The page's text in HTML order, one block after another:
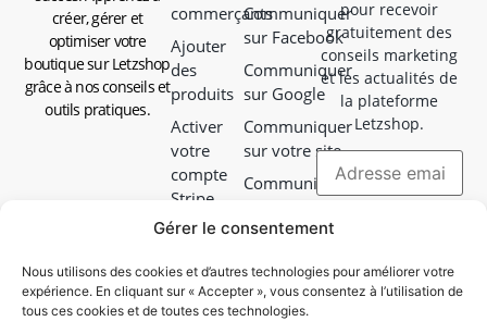
Gérer le consentement
Nous utilisons des cookies et d’autres technologies pour améliorer votre
expérience. En cliquant sur « Accepter », vous consentez à l’utilisation de
tous ces cookies et de toutes ces technologies.
créer, gérer et
optimiser votre
boutique sur Letzshop
grâce à nos conseils et
outils pratiques.
commerçants
Ajouter
des
produits
Activer
votre
compte
Stripe
Choisir
mode de
livraison
Communiquer
sur Facebook
Communiquer
sur Google
Communiquer
sur votre site
Communiquer
Communiquer
avec vos colis
Campagne
Facebook
pour recevoir
gratuitement des
conseils marketing
et les actualités de
la plateforme
Letzshop.